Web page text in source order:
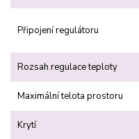
Připojení regulátoru
Rozsah regulace teploty
Maximální telota prostoru
Krytí